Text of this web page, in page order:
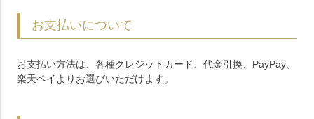
お支払いについて
お支払い方法は、各種クレジットカード、代金引換、PayPay、
楽天ペイよりお選びいただけます。